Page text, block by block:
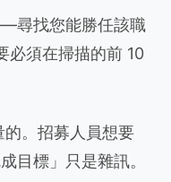
尋找您能勝任該職
必須在掃描的前 10
的。招募人員想要
目標」只是雜訊。